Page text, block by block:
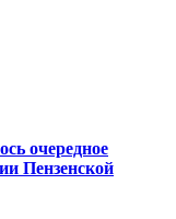
очередное
Пензенской